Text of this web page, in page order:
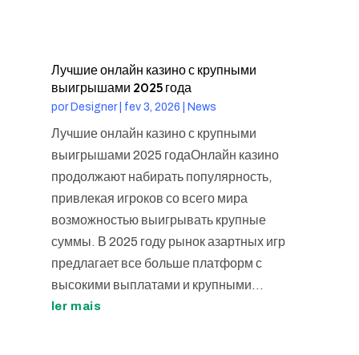
Лучшие онлайн казино с крупными
выигрышами 2025 года
porDesigner| fev 3, 2026 News
Лучшие онлайн казино с крупными
выигрышами 2025 годаОнлайн казино
продолжают набирать популярность,
привлекая игроков со всего мира
возможностью выигрывать крупные
суммы. В 2025 году рынок азартных игр
предлагает все больше платформ с
высокими выплатами и крупными...
ler mais